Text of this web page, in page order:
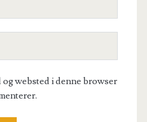
websted i denne browser